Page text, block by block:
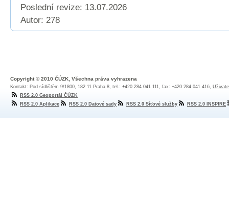
Poslední revize: 13.07.2026
Autor: 278
Copyright © 2010 ČÚZK, Všechna práva vyhrazena
Kontakt: Pod sídlištěm 9/1800, 182 11 Praha 8, tel.: +420 284 041 111, fax: +420 284 041 416,
RSS 2.0 Geoportál ČÚZK
RSS 2.0 Aplikace
RSS 2.0 Datové sady RSS 2.0 Síťové služby RSS 2.0 INSPIRE